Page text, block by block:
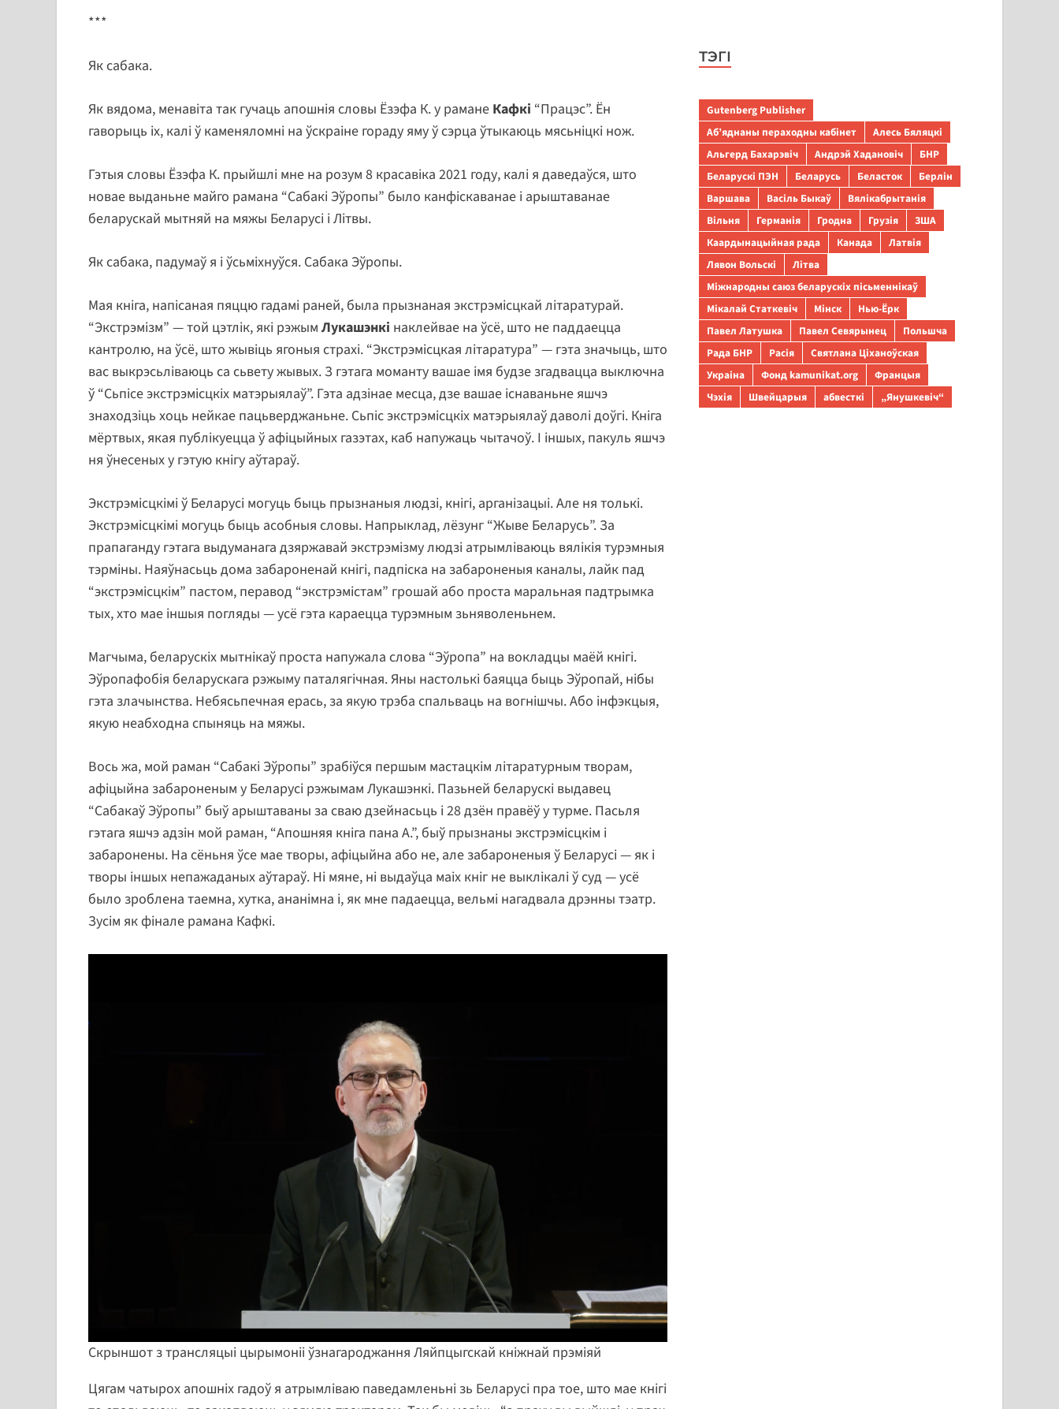
***
Як сабака.
Як вядома, менавіта так гучаць апошнія словы Ёзэфа К. у рамане Кафкі “Працэс”. Ён
гаворыць іх, калі ў каменяломні на ўскраіне гораду яму ў сэрца ўтыкаюць мясьніцкі нож.
Гэтыя словы Ёзэфа К. прыйшлі мне на розум 8 красавіка 2021 году, калі я даведаўся, што
новае выданьне майго рамана “Сабакі Эўропы” было канфіскаванае і арыштаванае
беларускай мытняй на мяжы Беларусі і Літвы.
Як сабака, падумаў я і ўсьміхнуўся. Сабака Эўропы.
Мая кніга, напісаная пяццю гадамі раней, была прызнаная экстрэмісцкай літаратурай.
“Экстрэмізм” — той цэтлік, які рэжым Лукашэнкі наклейвае на ўсё, што не паддаецца
кантролю, на ўсё, што жывіць ягоныя страхі. “Экстрэмісцкая літаратура” — гэта значыць, што
вас выкрэсьліваюць са сьвету жывых. З гэтага моманту вашае імя будзе згадвацца выключна
ў “Сьпісе экстрэмісцкіх матэрыялаў”. Гэта адзінае месца, дзе вашае існаваньне яшчэ
знаходзіць хоць нейкае пацьверджаньне. Сьпіс экстрэмісцкіх матэрыялаў даволі доўгі. Кніга
мёртвых, якая публікуецца ў афіцыйных газэтах, каб напужаць чытачоў. І іншых, пакуль яшчэ
ня ўнесеных у гэтую кнігу аўтараў.
Экстрэмісцкімі ў Беларусі могуць быць прызнаныя людзі, кнігі, арганізацыі. Але ня толькі.
Экстрэмісцкімі могуць быць асобныя словы. Напрыклад, лёзунг “Жыве Беларусь”. За
прапаганду гэтага выдуманага дзяржавай экстрэмізму людзі атрымліваюць вялікія турэмныя
тэрміны. Наяўнасьць дома забароненай кнігі, падпіска на забароненыя каналы, лайк пад
“экстрэмісцкім” пастом, перавод “экстрэмістам” грошай або проста маральная падтрымка
тых, хто мае іншыя погляды — усё гэта караецца турэмным зьняволеньнем.
Магчыма, беларускіх мытнікаў проста напужала слова “Эўропа” на вокладцы маёй кнігі.
Эўропафобія беларускага рэжыму паталягічная. Яны настолькі баяцца быць Эўропай, нібы
гэта злачынства. Небясьпечная ерась, за якую трэба спальваць на вогнішчы. Або інфэкцыя,
якую неабходна спыняць на мяжы.
Вось жа, мой раман “Сабакі Эўропы” зрабіўся першым мастацкім літаратурным творам,
афіцыйна забароненым у Беларусі рэжымам Лукашэнкі. Пазьней беларускі выдавец
“Сабакаў Эўропы” быў арыштаваны за сваю дзейнасьць і 28 дзён правёў у турме. Пасьля
гэтага яшчэ адзін мой раман, “Апошняя кніга пана А.”, быў прызнаны экстрэмісцкім і
забаронены. На сёньня ўсе мае творы, афіцыйна або не, але забароненыя ў Беларусі — як і
творы іншых непажаданых аўтараў. Ні мяне, ні выдаўца маіх кніг не выклікалі ў суд — усё
было зроблена таемна, хутка, ананімна і, як мне падаецца, вельмі нагадвала дрэнны тэатр.
Зусім як фінале рамана Кафкі.
Скрыншот з трансляцыі цырымоніі ўзнагароджання Ляйпцыгскай кніжнай прэміяй
Цягам чатырох апошніх гадоў я атрымліваю паведамленьні зь Беларусі пра тое, што мае кнігі
ТЭГІ
Gutenberg Publisher
Аб’яднаны пераходны кабінет
Алесь Бяляцкі
Альгерд Бахарэвіч
Андрэй Хадановіч
БНР
Беларускі ПЭН
Беларусь Беласток
Берлін
Варшава
Васіль Быкаў
Вялікабрытанія
Вільня
Германія Гродна Грузія
ЗША
Каардынацыйная рада
Канада
Латвія
Лявон Вольскі
Літва
Міжнародны саюз беларускіх пісьменнікаў
Мікалай Статкевіч
Мінск
Нью-Ёрк
Павел Латушка
Павел Севярынец
Польшча
Рада БНР
Расія
Святлана Ціханоўская
Украіна
Фонд kamunikat.org
Францыя
Чэхія
Швейцарыя абвесткі „Янушкевіч“